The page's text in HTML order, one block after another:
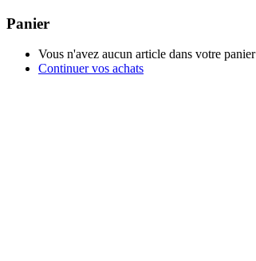
Panier
Vous n'avez aucun article dans votre panier
Continuer vos achats